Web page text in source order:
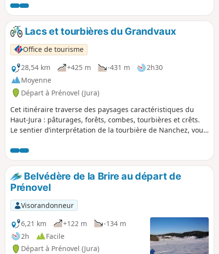
typique du Parc Naturel Régional du Haut-Jura.
Lacs et tourbières du Grandvaux
Office de tourisme
28,54 km
+425 m -431 m
2h30
Moyenne
Départ à Prénovel (Jura)
Cet itinéraire traverse des paysages caractéristiques du
Haut-Jura : pâturages, forêts, combes, tourbières et crêts.
Le sentier d’interprétation de la tourbière de Nanchez, vous
préserver. La randonnée est agrémentée par le passage aux
belvédères de la Vierge et du Moulin, sur les points hauts
du circuit. Ces belvédères vous permettront de découvrir
les sommets de la Haute Chaine du Jura et des Alpes par
temps dégagé. Cette boulce a été conçue pour les VTC à
assistance électrique, du fait de son dénivelé, sa distance et
la nature du terrain. Vous ne trouverez pas de balisage au
fil du parcours.
Belvédère de la Brire au départ de
Prénovel
Visorandonneur
6,21 km
+122 m
-134 m
2h
Facile
Départ à Prénovel (Jura)